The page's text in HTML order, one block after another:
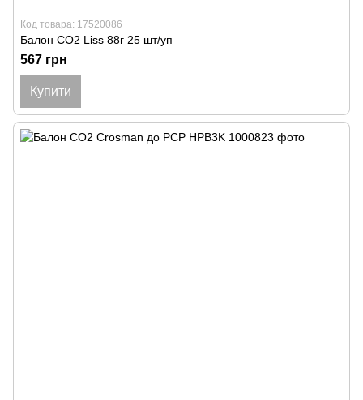
Код товара: 17520086
Балон CO2 Liss 88г 25 шт/уп
567 грн
Купити